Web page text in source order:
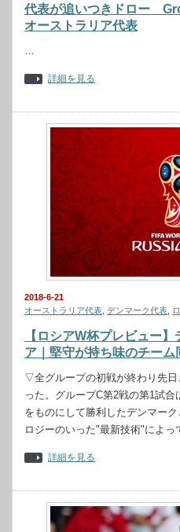
代表が追いつきドロー
オーストラリア代表
…
詳細を見る
2018-6-21
オーストラリア代表 デンマーク代表
【ロシアW杯プレビュー
ア｜堅守が持ち味のチー
▽全グループの初戦が終わり先日
った。グループC第2戦の第1試
をものにして勝利したデンマー
ロジーのいった"最新技術"によ
詳細を見る